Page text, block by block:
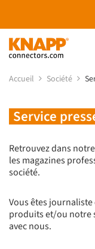
Accueil Société
Service
Retrouvez dans
les magazines
société.
Vous êtes
produits et/ou notre
avec nous.